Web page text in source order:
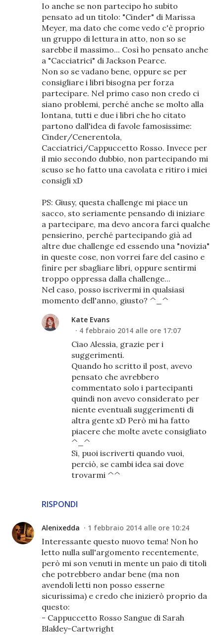
Io anche se non partecipo ho subito
pensato ad un titolo: "Cinder" di Marissa
Meyer, ma dato che come vedo c'è proprio
un gruppo di lettura in atto, non so se
sarebbe il massimo... Così ho pensato anche
a "Cacciatrici" di Jackson Pearce.
Non so se vadano bene, oppure se per
consigliare i libri bisogna per forza
partecipare. Nel primo caso non credo ci
siano problemi, perché anche se molto alla
lontana, tutti e due i libri che ho citato
partono dall'idea di favole famosissime:
Cinder/Cenerentola,
Cacciatrici/Cappuccetto Rosso. Invece per
il mio secondo dubbio, non partecipando mi
scuso se ho fatto una cavolata e ritiro i miei
consigli xD
PS: Giusy, questa challenge mi piace un
sacco, sto seriamente pensando di iniziare
a partecipare, ma devo ancora farci qualche
pensierino, perché partecipando già ad
altre due challenge ed essendo una "novizia"
in queste cose, non vorrei fare del casino e
finire per sbagliare libri, oppure sentirmi
troppo oppressa dalla challenge...
Nel caso, posso iscrivermi in qualsiasi
momento dell'anno, giusto? ^_^
RISPONDI
Kate Evans
4 febbraio 2014 alle ore 17:07
Ciao Alessia, grazie per i
suggerimenti.
Quando ho scritto il post, avevo
pensato che avrebbero
commentato solo i partecipanti
quindi non avevo considerato per
niente eventuali suggerimenti di
altra gente xD Però mi ha fatto
piacere che molte avete consigliato
^_^
Si, puoi iscriverti quando vuoi,
perciò, se cambi idea sai dove
trovarmi ^^
Alenixedda 1 febbraio 2014 alle ore 10:24
Interessante questo nuovo tema! Non ho
letto nulla sull'argomento recentemente,
però mi son venuti in mente un paio di titoli
che potrebbero andar bene (ma non
avendoli letti non posso esserne
sicurissima) e credo che inizierò proprio da
questo:
- Cappuccetto Rosso Sangue di Sarah
Blakley-Cartwright